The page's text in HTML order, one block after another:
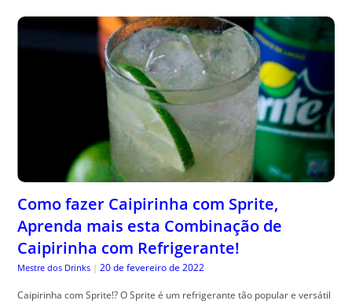
Como fazer Caipirinha com Sprite,
Aprenda mais esta Combinação de
Caipirinha com Refrigerante!
Mestre dos Drinks | 20 de fevereiro de 2022
Caipirinha com Sprite!? O Sprite é um refrigerante tão popular e versátil